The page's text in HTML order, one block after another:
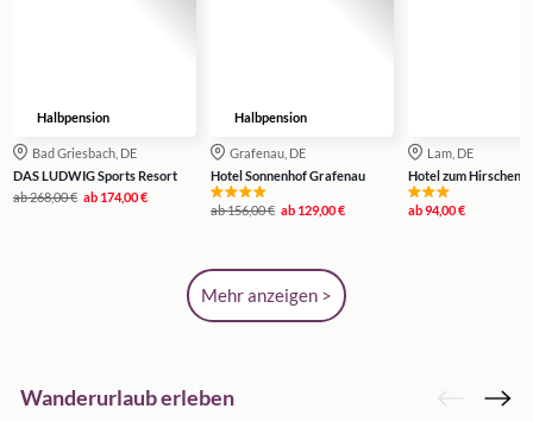
Halbpension
Bad Griesbach, DE
DAS LUDWIG Sports Resort
ab268,00 € ab 174,00 €
Halbpension
Grafenau, DE
Hotel Sonnenhof Grafenau
ab156,00 € ab 129,00 €
Lam, DE
Hotel zum Hirschen
ab94,00 €
Mehr anzeigen >
Wanderurlaub erleben